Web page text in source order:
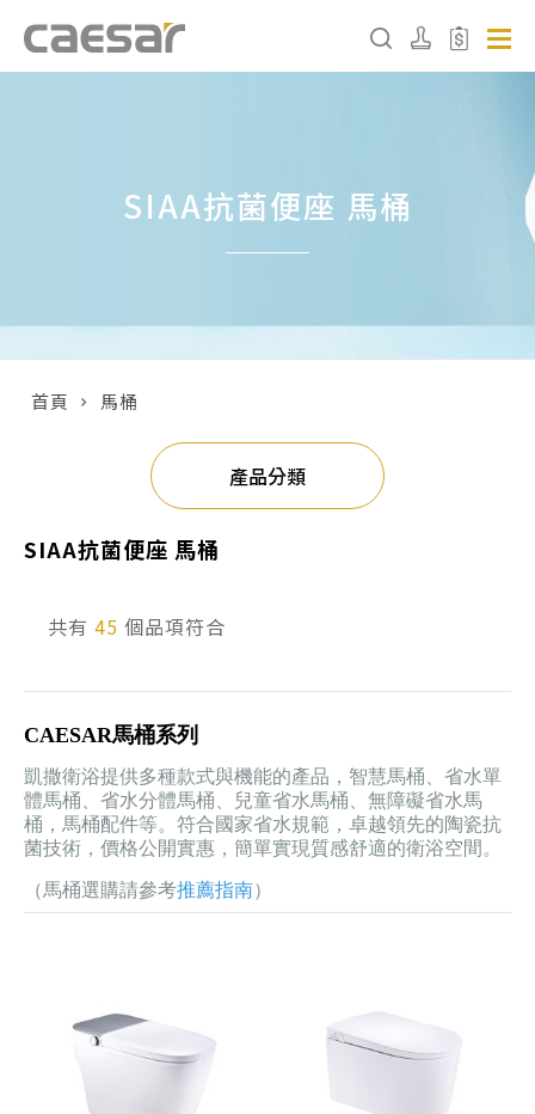
產品分類
搜尋產品
產品型號查詢
搜尋產品
SIAA抗菌便座 馬桶
首頁 馬桶
產品分類
SIAA抗菌便座 馬桶
共有 45 個品項符合
CAESAR馬桶系列
凱撒衛浴提供多種款式與機能的產品，智慧馬桶、省水單
體馬桶、省水分體馬桶、兒童省水馬桶、無障礙省水馬
桶，馬桶配件等。符合國家省水規範，卓越領先的陶瓷抗
菌技術，價格公開實惠，簡單實現質感舒適的衛浴空間。
（馬桶選購請參考推薦指南）